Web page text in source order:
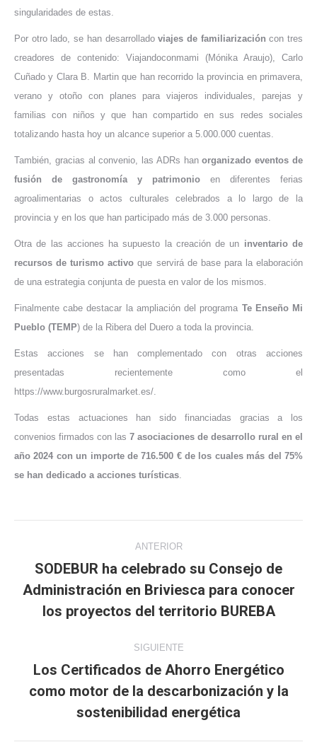
singularidades de estas.
Por otro lado, se han desarrolladoviajes de familiarización con tres
creadores de contenido: Viajandoconmami (Mónika Araujo), Carlo
Cuñado y Clara B. Martin que han recorrido la provincia en primavera,
verano y otoño con planes para viajeros individuales, parejas y
familias con niños y que han compartido en sus redes sociales
totalizando hasta hoy un alcance superior a 5.000.000 cuentas.
También, gracias al convenio, las ADRs hanorganizado eventos de
fusión de gastronomía y patrimonio en diferentes ferias
agroalimentarias o actos culturales celebrados a lo largo de la
provincia y en los que han participado más de 3.000 personas.
Otra de las acciones ha supuesto la creación de un inventario de
recursos de turismo activo que servirá de base para la elaboración
de una estrategia conjunta de puesta en valor de los mismos.
Finalmente cabe destacar la ampliación del programa Te Enseño Mi
Pueblo (TEMP) de la Ribera del Duero a toda la provincia.
Estas acciones se han complementado con otras acciones
presentadas recientemente como el
https://www.burgosruralmarket.es/.
Todas estas actuaciones han sido financiadas gracias a los
convenios firmados con las 7 asociaciones de desarrollo rural en el
año 2024 con un importe de 716.500 € de los cuales más del 75%
se han dedicado a acciones turísticas.
entre
publicaciones
ANTERIOR
Publicación
anterior:
SODEBUR ha celebrado su Consejo de
Administración en Briviesca para conocer
los proyectos del territorio BUREBA
SIGUIENTE
Publicación
siguiente:
Los Certificados de Ahorro Energético
como motor de la descarbonización y la
sostenibilidad energética